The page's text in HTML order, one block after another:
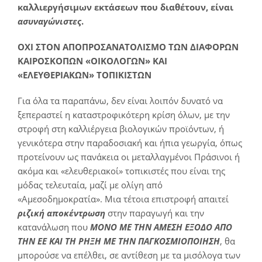
καλλιεργήσιμων εκτάσεων που διαθέτουν, είναι
ασυναγώνιστες.
ΟΧΙ ΣΤΟΝ ΑΠΟΠΡΟΣΑΝΑΤΟΛΙΣΜΟ ΤΩΝ ΔΙΑΦΟΡΩΝ
ΚΑΙΡΟΣΚΟΠΩΝ «ΟΙΚΟΛΟΓΩΝ» ΚΑΙ
«ΕΛΕΥΘΕΡΙΑΚΩΝ» ΤΟΠΙΚΙΣΤΩΝ
Για όλα τα παραπάνω, δεν είναι λοιπόν δυνατό να
ξεπεραστεί η καταστροφικότερη κρίση όλων, με την
στροφή στη καλλιέργεια βιολογικών προϊόντων, ή
γενικότερα στην παραδοσιακή και ήπια γεωργία, όπως
προτείνουν ως πανάκεια οι μεταλλαγμένοι Πράσινοι ή
ακόμα και «ελευθεριακοί» τοπικιστές που είναι της
μόδας τελευταία, μαζί με ολίγη από
«Αμεσοδημοκρατία». Μια τέτοια επιστροφή απαιτεί
ριζική αποκέντρωση στην παραγωγή και την
κατανάλωση που ΜΟΝΟ ΜΕ ΤΗΝ ΑΜΕΣΗ ΕΞΟΔΟ ΑΠΟ
ΤΗΝ ΕΕ ΚΑΙ ΤΗ ΡΗΞΗ ΜΕ ΤΗΝ ΠΑΓΚΟΣΜΙΟΠΟΙΗΣΗ, θα
μπορούσε να επέλθει, σε αντίθεση με τα μισόλογα των